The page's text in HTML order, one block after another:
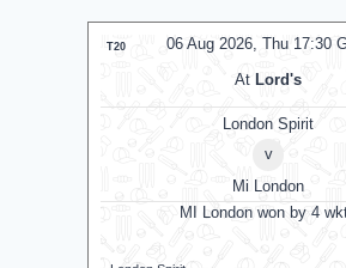
06 Aug 2026, Thu 14:00
T20
AtLord's
London Spirit Women
v
Mi London Women
MI London Women won